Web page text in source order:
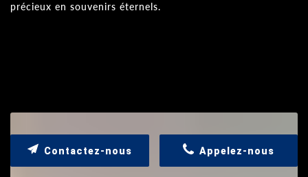
précieux en souvenirs éternels.
Appelez-nous
Contactez-nous